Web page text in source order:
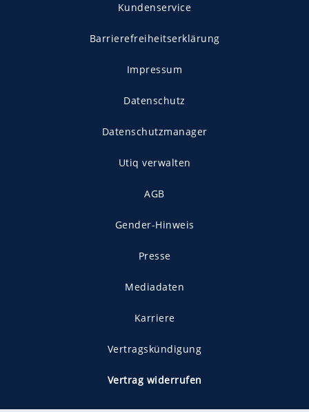
Kundenservice
Barrierefreiheitserklärung
Impressum
Datenschutz
Datenschutzmanager
Utiq verwalten
AGB
Gender-Hinweis
Presse
Mediadaten
Karriere
Vertragskündigung
Vertrag widerrufen